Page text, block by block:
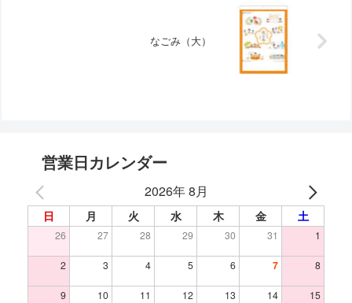
なごみ（大）
営業日カレンダー
2026年 8月
日 月 火 水 木 金 土
26 27 28 29 30 31 1
2 3 4 5 6 7 8
9 10 11 12 13 14 15